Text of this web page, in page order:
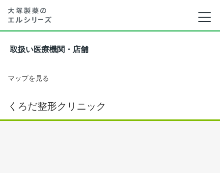
取扱い医療機関・店舗
マップを見る
くろだ整形クリニック